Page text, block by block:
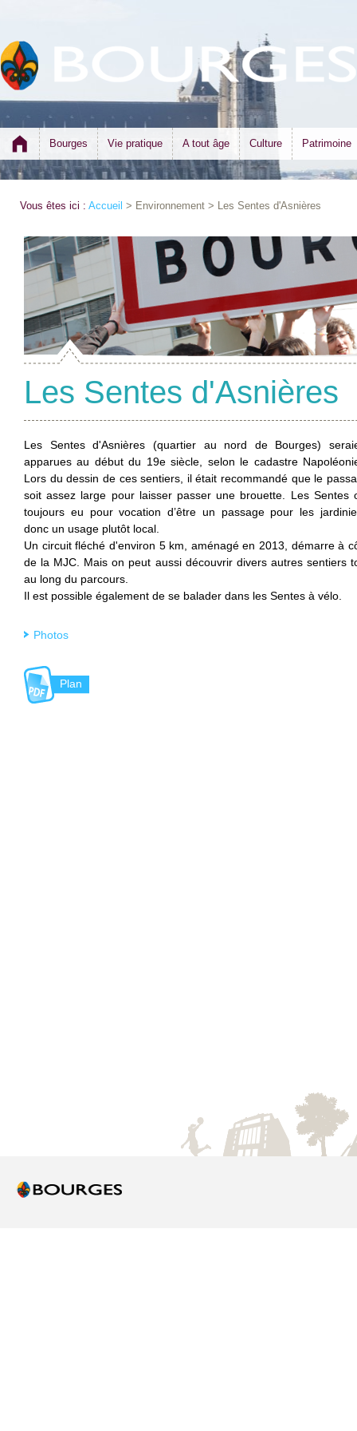
Bourges Vie pratique A tout âge Culture Patrimoine
Vous êtes ici : Accueil > Environnement > Les Sentes d'Asnières
Les Sentes d'Asnières
Les Sentes d'Asnières (quartier au nord de Bourges)
apparues au début du 19esiècle, selon le cadastre
Lors du dessin de ces sentiers, il était recommandé que le
soit assez large pour laisser passer une brouette. Les Sentes
toujours eu pour vocation d’être un passage pour les
donc un usage plutôt local.
Un circuit fléché d'environ 5 km, aménagé en 2013, démarre à
de la MJC. Mais on peut aussi découvrir divers autres sentiers
au long du parcours.
Il est possible également de se balader dans les Sentes à vélo.
Photos
Plan